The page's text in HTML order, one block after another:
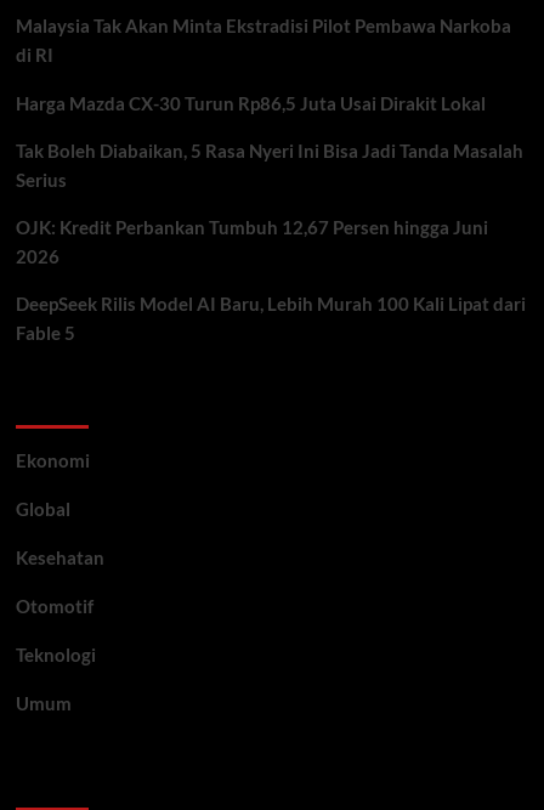
Malaysia Tak Akan Minta Ekstradisi Pilot Pembawa Narkoba
di RI
Harga Mazda CX-30 Turun Rp86,5 Juta Usai Dirakit Lokal
Tak Boleh Diabaikan, 5 Rasa Nyeri Ini Bisa Jadi Tanda Masalah
Serius
OJK: Kredit Perbankan Tumbuh 12,67 Persen hingga Juni
2026
DeepSeek Rilis Model AI Baru, Lebih Murah 100 Kali Lipat dari
Fable 5
Ekonomi
Global
Kesehatan
Otomotif
Teknologi
Umum